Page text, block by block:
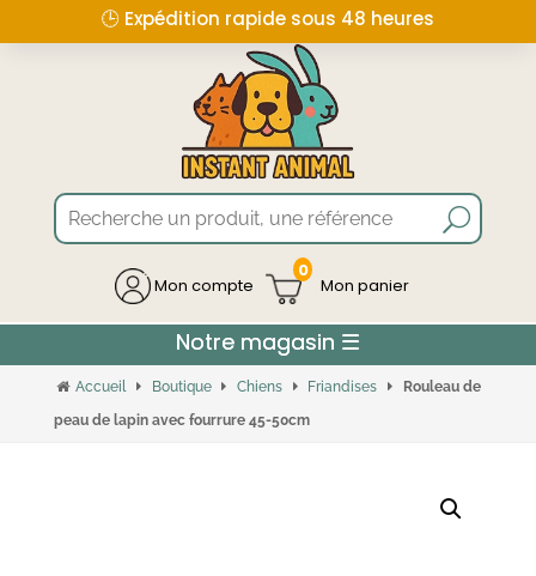
🕒 Expédition rapide sous 48 heures
Mon compte
0
Accueil Boutique Chiens Friandises
Rouleau de
peau de lapin avec fourrure 45-50cm